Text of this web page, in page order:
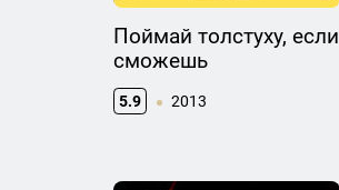
Поймай толстуху, если
сможешь
5.9 2013